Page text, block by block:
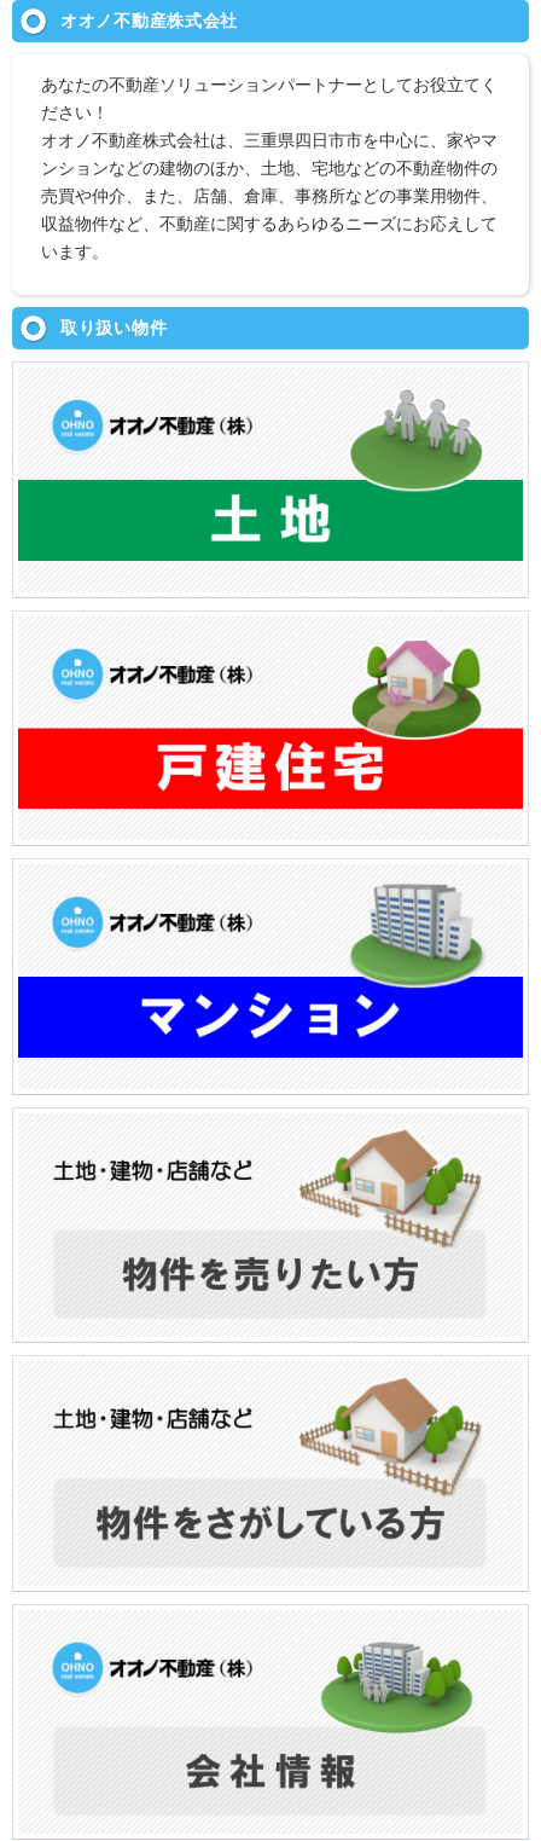
オオノ不動産株式会社
あなたの不動産ソリューションパートナーとしてお役立てく
ださい！
オオノ不動産株式会社は、三重県四日市市を中心に、家やマ
ンションなどの建物のほか、土地、宅地などの不動産物件の
売買や仲介、また、店舗、倉庫、事務所などの事業用物件、
収益物件など、不動産に関するあらゆるニーズにお応えして
います。
取り扱い物件